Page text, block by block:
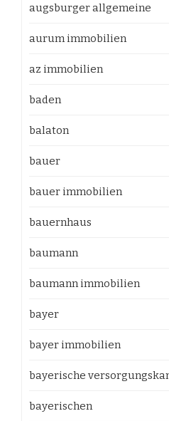
augsburger allgemeine
aurum immobilien
az immobilien
baden
balaton
bauer
bauer immobilien
bauernhaus
baumann
baumann immobilien
bayer
bayer immobilien
bayerische
bayerischen